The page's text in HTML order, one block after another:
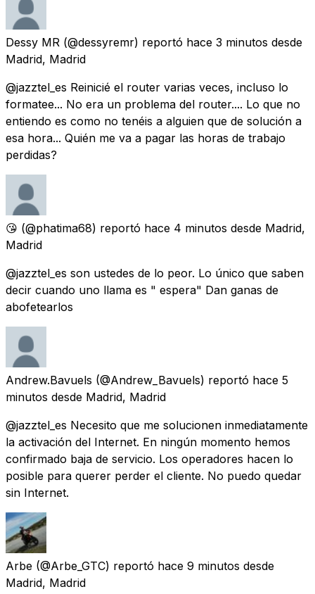
Dessy MR (@dessyremr) reportó hace 3 minutos desde
Madrid, Madrid
@jazztel_es Reinicié el router varias veces, incluso lo
formatee... No era un problema del router.... Lo que no
entiendo es como no tenéis a alguien que de solución a
esa hora... Quién me va a pagar las horas de trabajo
perdidas?
😘 (@phatima68) reportó hace 4 minutos desde Madrid,
Madrid
@jazztel_es son ustedes de lo peor. Lo único que saben
decir cuando uno llama es " espera" Dan ganas de
abofetearlos
Andrew.Bavuels (@Andrew_Bavuels) reportó hace 5
minutos desde Madrid, Madrid
@jazztel_es Necesito que me solucionen inmediatamente
la activación del Internet. En ningún momento hemos
confirmado baja de servicio. Los operadores hacen lo
posible para querer perder el cliente. No puedo quedar
sin Internet.
Arbe (@Arbe_GTC) reportó hace 9 minutos desde
Madrid, Madrid